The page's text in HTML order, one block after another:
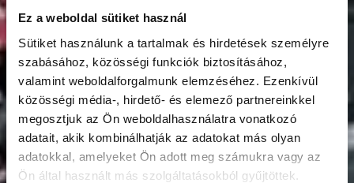
Ez a weboldal sütiket használ
Sütiket használunk a tartalmak és hirdetések személyre
szabásához, közösségi funkciók biztosításához,
valamint weboldalforgalmunk elemzéséhez. Ezenkívül
közösségi média-, hirdető- és elemező partnereinkkel
megosztjuk az Ön weboldalhasználatra vonatkozó
adatait, akik kombinálhatják az adatokat más olyan
adatokkal, amelyeket Ön adott meg számukra vagy az
Ön által használt más szolgáltatásokból gyűjtöttek.